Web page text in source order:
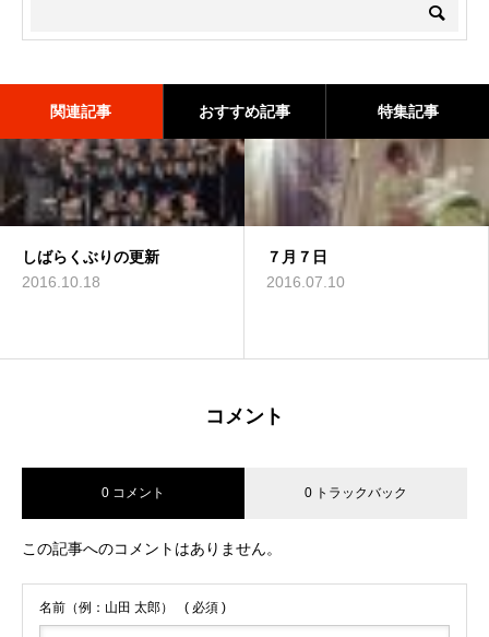
関連記事 おすすめ記事 特集記事
しばらくぶりの更新
2016.10.18
７月７日
2016.07.10
クチーナヒラタ
2015.05.13
ワインコンサート
2016.05.15
素読
2015.12.23
コメント
0 コメント 0 トラックバック
この記事へのコメントはありません。
名前（例：山田 太郎） ( 必須 )